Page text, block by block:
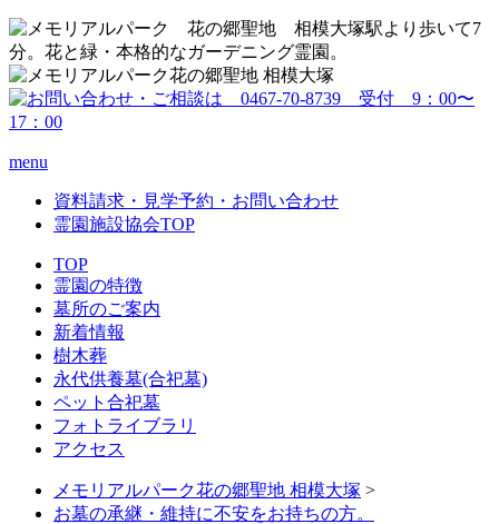
menu
資料請求・見学予約・お問い合わせ
霊園施設協会TOP
TOP
霊園の特徴
墓所のご案内
新着情報
樹木葬
永代供養墓(合祀墓)
ペット合祀墓
フォトライブラリ
アクセス
メモリアルパーク花の郷聖地 相模大塚 >
お墓の承継・維持に不安をお持ちの方。